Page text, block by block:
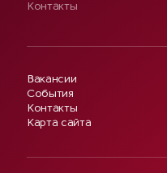
Контакты
Вакансии
События
Контакты
Карта сайта